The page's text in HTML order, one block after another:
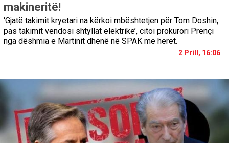
makineritë!
‘Gjatë takimit kryetari na kërkoi mbështetjen për Tom Doshin,
pas takimit vendosi shtyllat elektrike’, citoi prokurori Prençi
nga dëshmia e Martinit dhënë në SPAK më herët.
2 Prill, 16:06